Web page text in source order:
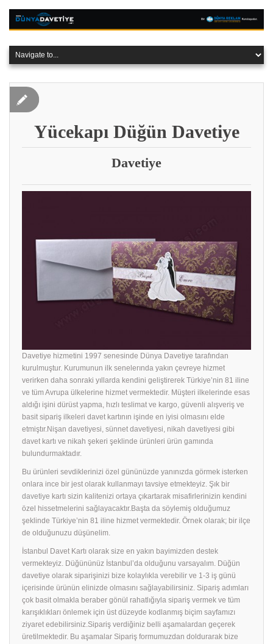
Yücekapı Düğün Davetiye
Davetiye
Davetiye hizmetini 1997 senesinde Dünya Davetiye tarafından
kurulmuştur. Kurumunun ilk senelerında yakın çevreye hizmet
verirken daha sonraki yıllarda kendini geliştirerek Türkiye’nin 81 iline
ve tüm Avrupa ülkelerine hizmet vermektedir. Müşteri ilkelerinde esas
aldığı işini dürüst yapma, hızlı teslimat ve kargo, güvenli alışveriş ve
basit sipariş ilkeleri davet kartının işinde en iyisi olmasını elde
etmiştır.Nişan davetiyesi, sünnet davetiyesi, nikah davetiyesi gibi
davet kartı ve nikah şekeri şeklinde ürünleri ürün gamında
bulundurmaktadır.
Bu ürünleri sevdiklerinizi özel gününüzde yanınızda görmek isterken
onlara ince bir jest olarak kullanmayı tavsiye etmekteyiz. Şık bir
davetiye kartı sizin kalitenizi ortaya çıkartarak misafirlerinizin kendini
özel hissetmelerini sağlayacaktır.Başta da söylemiş olduğumuz
şeklinde Türkiye’nin 81 iline hizmet vermektedir. Örnek olarak; bir ilçe
de olduğunuzu düşünelim.
İstanbul Davet Kartı olarak size en yakın bayimizden destek
vermekteyiz. Düğününüz İstanbul’da olduğunu varsayalım. Düğün
davetiye olarak siparişinizi bize kolaylıkla verebilir ve 1-3 iş günü
içerisinde ürünün elinizde olmasını sağlayabilirsiniz. Sipariş adımları
çok basit olmakla beraber gönül rahatlığıyla sipariş vermek ve tüm
karışıklıkları önlemek için üst düzeyde kodlanmış biçim sayfamızı
ziyaret edebilirsiniz.Sipariş verdiğiniz belli aşamalardan geçerek
üretilmektedir. Bu aşamalar Sipariş formumuzdan doldurarak bize